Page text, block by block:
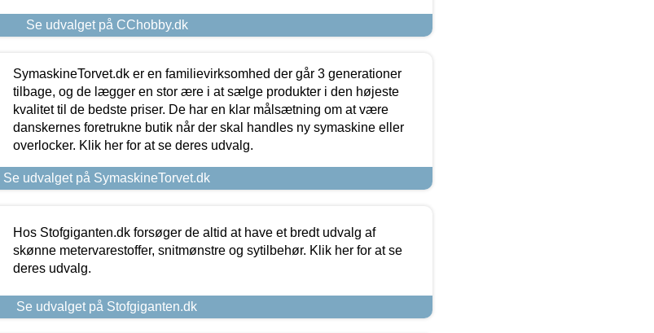
Se udvalget på CChobby.dk
SymaskineTorvet.dk er en familievirksomhed der går 3 generationer
tilbage, og de lægger en stor ære i at sælge produkter i den højeste
kvalitet til de bedste priser. De har en klar målsætning om at være
danskernes foretrukne butik når der skal handles ny symaskine eller
overlocker. Klik her for at se deres udvalg.
Se udvalget på SymaskineTorvet.dk
Hos Stofgiganten.dk forsøger de altid at have et bredt udvalg af
skønne metervarestoffer, snitmønstre og sytilbehør. Klik her for at se
deres udvalg.
Se udvalget på Stofgiganten.dk